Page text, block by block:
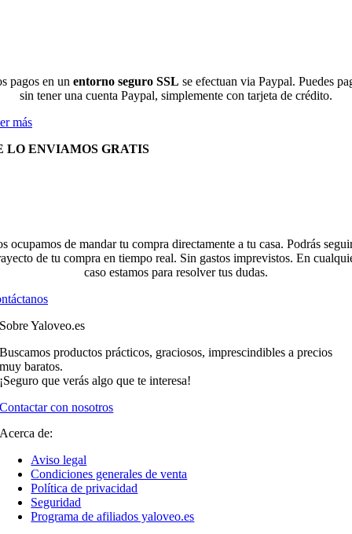
pagos en un entorno seguro SSL se efectuan via Paypal. Puedes
sin tener una cuenta Paypal, simplemente con tarjeta de crédito.
más
LO ENVIAMOS GRATIS
ocupamos de mandar tu compra directamente a tu casa. Podrás
de tu compra en tiempo real. Sin gastos imprevistos. En
caso estamos para resolver tus dudas.
Sobre Yaloveo.es
Buscamos productos prácticos, graciosos, imprescindibles a precios
muy baratos.
¡Seguro que verás algo que te interesa!
Contactar con nosotros
Acerca de:
Aviso legal
Condiciones generales de venta
Política de privacidad
Seguridad
Programa de afiliados yaloveo.es